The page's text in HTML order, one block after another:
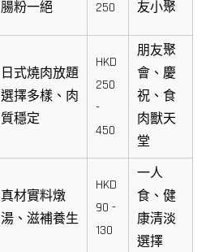
腸粉一絕 250 友小聚
日式燒肉放題
選擇多樣、肉
質穩定
HKD
250
-
450
朋友聚
會、慶
祝、食
肉獸天
堂
真材實料燉
湯、滋補養生
HKD
90 -
130
一人
食、健
康清淡
選擇